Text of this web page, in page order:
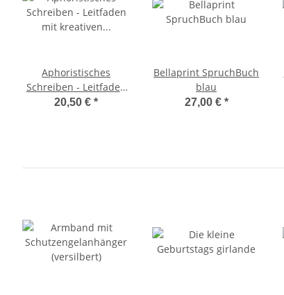
Aphoristisches
Schreiben - Leitfaden
mit kreativen Übungen
20,50 €*
Bellaprint SpruchBuch
blau
27,00 € *